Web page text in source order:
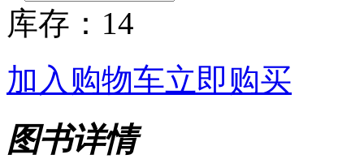
库存：14
加入购物车立即购买
图书详情